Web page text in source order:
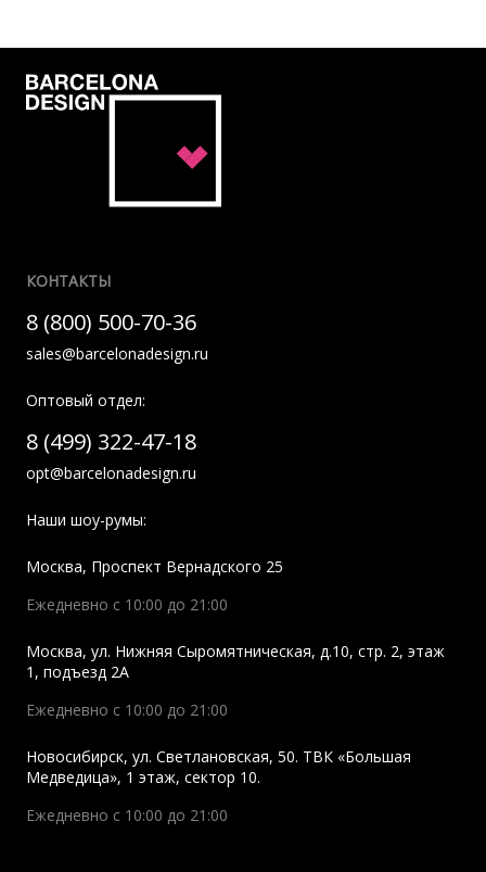
КОНТАКТЫ
8 (800) 500-70-36
sales@barcelonadesign.ru
Оптовый отдел:
8 (499) 322-47-18
opt@barcelonadesign.ru
Наши шоу-румы:
Москва, Проспект Вернадского 25
Ежедневно с 10:00 до 21:00
Москва, ул. Нижняя Сыромятническая, д.10, стр. 2, этаж
1, подъезд 2A
Ежедневно с 10:00 до 21:00
Новосибирск, ул. Светлановская, 50. ТВК «Большая
Медведица», 1 этаж, сектор 10.
Ежедневно с 10:00 до 21:00